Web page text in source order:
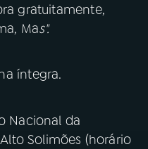
gratuitamente,
Mas".
íntegra.
Nacional da
Solimões (horário